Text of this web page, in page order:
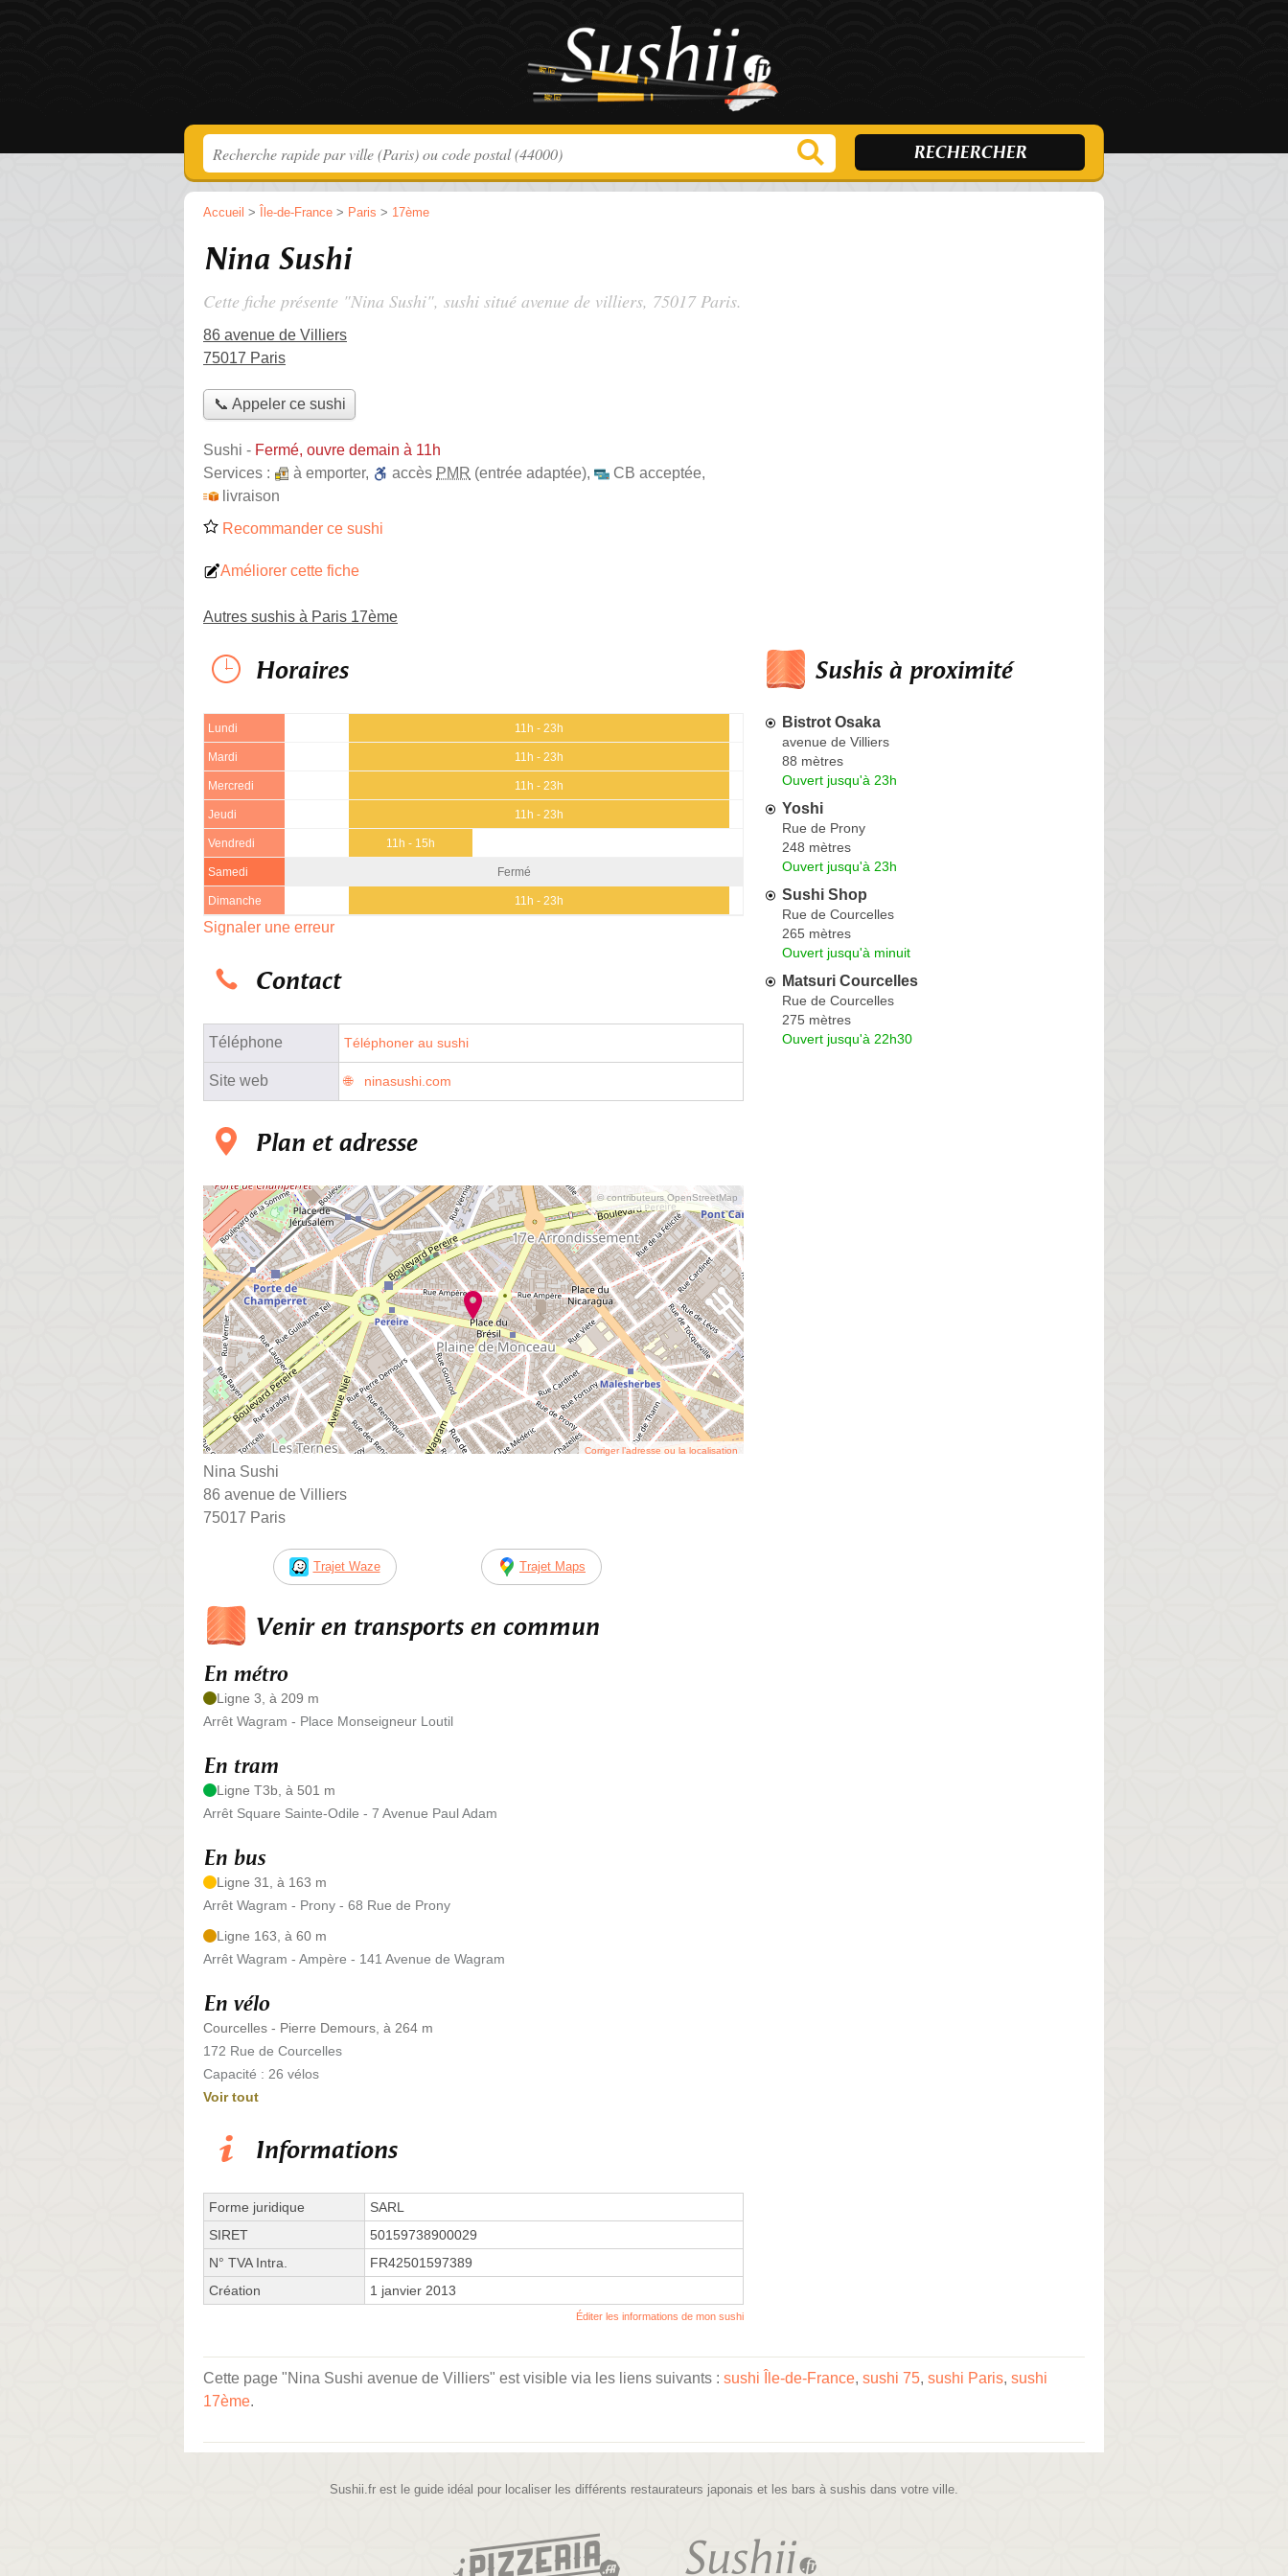
Accueil > Île-de-France > Paris > 17ème
Nina Sushi
Cette fiche présente "Nina Sushi", sushi situé avenue de villiers, 75017 Paris.
86 avenue de Villiers
75017 Paris
📞 Appeler ce sushi
Sushi - Fermé, ouvre demain à 11h
Services :
à emporter, accès PMR (entrée adaptée), CB acceptée,
livraison
Recommander ce sushi
Améliorer cette fiche
Autres sushis à Paris 17ème
Horaires
Lundi 11h - 23h
Mardi 11h - 23h
Mercredi 11h - 23h
Jeudi 11h - 23h
Vendredi 11h - 15h
Samedi Fermé
Dimanche 11h - 23h
Signaler une erreur
Contact
Téléphone Téléphoner au sushi
Site web ninasushi.com
Plan et adresse
© contributeurs OpenStreetMap
Corriger l’adresse ou la localisation
Nina Sushi
86 avenue de Villiers
75017 Paris
Trajet Waze Trajet Maps
Venir en transports en commun
En métro
Ligne 3, à 209 m
Arrêt Wagram - Place Monseigneur Loutil
En tram
Ligne T3b, à 501 m
Arrêt Square Sainte-Odile - 7 Avenue Paul Adam
En bus
Ligne 31, à 163 m
Arrêt Wagram - Prony - 68 Rue de Prony
Ligne 163, à 60 m
Arrêt Wagram - Ampère - 141 Avenue de Wagram
En vélo
Courcelles - Pierre Demours, à 264 m
172 Rue de Courcelles
Capacité : 26 vélos
Voir tout
Informations
Forme juridique
SARL
SIRET
50159738900029
N° TVA Intra.
FR42501597389
Création
1 janvier 2013
Éditer les informations de mon sushi
Sushis à proximité
Bistrot Osaka
avenue de Villiers
88 mètres
Ouvert jusqu'à 23h
Yoshi
Rue de Prony
248 mètres
Ouvert jusqu'à 23h
Sushi Shop
Rue de Courcelles
265 mètres
Ouvert jusqu'à minuit
Matsuri Courcelles
Rue de Courcelles
275 mètres
Ouvert jusqu'à 22h30
Cette page "Nina Sushi avenue de Villiers" est visible via les liens suivants : sushi Île-de-France, sushi 75, sushi Paris, sushi
17ème.
Sushii.fr est le guide idéal pour localiser les différents restaurateurs japonais et les bars à sushis dans votre ville.